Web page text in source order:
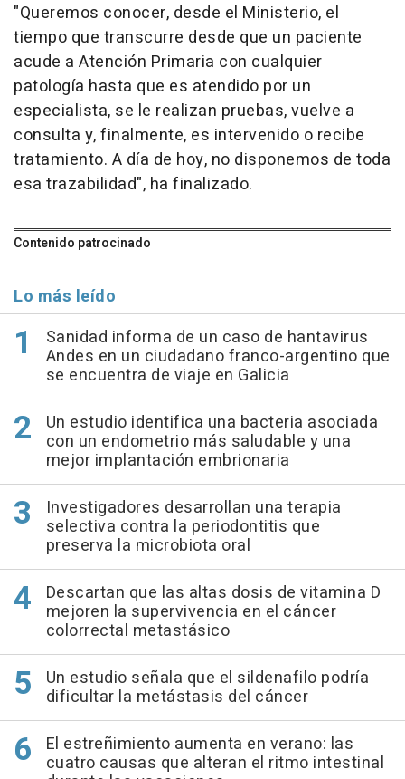
"Queremos conocer, desde el Ministerio, el
tiempo que transcurre desde que un paciente
acude a Atención Primaria con cualquier
patología hasta que es atendido por un
especialista, se le realizan pruebas, vuelve a
consulta y, finalmente, es intervenido o recibe
tratamiento. A día de hoy, no disponemos de toda
esa trazabilidad", ha finalizado.
Contenido patrocinado
Lo más leído
Sanidad informa de un caso de hantavirus
Andes en un ciudadano franco-argentino que
se encuentra de viaje en Galicia
Un estudio identifica una bacteria asociada
con un endometrio más saludable y una
mejor implantación embrionaria
Investigadores desarrollan una terapia
selectiva contra la periodontitis que
preserva la microbiota oral
Descartan que las altas dosis de vitamina D
mejoren la supervivencia en el cáncer
colorrectal metastásico
Un estudio señala que el sildenafilo podría
dificultar la metástasis del cáncer
El estreñimiento aumenta en verano: las
cuatro causas que alteran el ritmo intestinal